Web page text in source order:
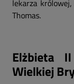
lekarza
Thomas.
Elżbieta
Wielkiej